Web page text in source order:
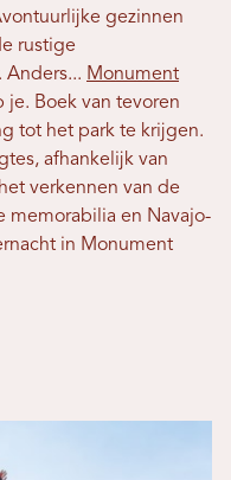
gezinnen
rustige
Anders... Monument
je. Boek van tevoren
tot het park te krijgen.
afhankelijk van
verkennen van de
memorabilia en Navajo-
in Monument